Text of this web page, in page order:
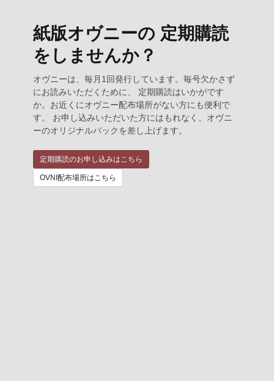
紙版オヴニーの 定期購読
をしませんか？
オヴニーは、毎月1回発行しています。毎号欠かさず
にお読みいただくために、 定期購読はいかがです
か。お近くにオヴニー配布場所がない方にも便利で
す。 お申し込みいただいた方にはもれなく、オヴニ
ーのオリジナルバックを差し上げます。
定期購読のお申し込みはこちら
OVNI配布場所はこちら